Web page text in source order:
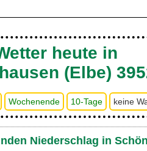
heute in
(Elbe)
Wochenende 10-Tage keine
Niederschlag in
2